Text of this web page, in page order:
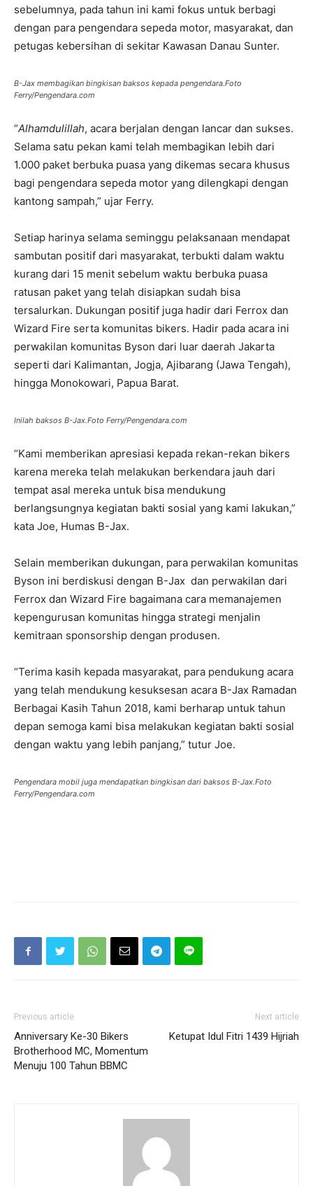
sebelumnya, pada tahun ini kami fokus untuk berbagi
dengan para pengendara sepeda motor, masyarakat, dan
petugas kebersihan di sekitar Kawasan Danau Sunter.
B-Jax membagikan bingkisan baksos kepada pengendara.Foto
Ferry/Pengendara.com
“Alhamdulillah, acara berjalan dengan lancar dan sukses.
Selama satu pekan kami telah membagikan lebih dari
1.000 paket berbuka puasa yang dikemas secara khusus
bagi pengendara sepeda motor yang dilengkapi dengan
kantong sampah,” ujar Ferry.
Setiap harinya selama seminggu pelaksanaan mendapat
sambutan positif dari masyarakat, terbukti dalam waktu
kurang dari 15 menit sebelum waktu berbuka puasa
ratusan paket yang telah disiapkan sudah bisa
tersalurkan. Dukungan positif juga hadir dari Ferrox dan
Wizard Fire serta komunitas bikers. Hadir pada acara ini
perwakilan komunitas Byson dari luar daerah Jakarta
seperti dari Kalimantan, Jogja, Ajibarang (Jawa Tengah),
hingga Monokowari, Papua Barat.
Inilah baksos B-Jax.Foto Ferry/Pengendara.com
“Kami memberikan apresiasi kepada rekan-rekan bikers
karena mereka telah melakukan berkendara jauh dari
tempat asal mereka untuk bisa mendukung
berlangsungnya kegiatan bakti sosial yang kami lakukan,”
kata Joe, Humas B-Jax.
Selain memberikan dukungan, para perwakilan komunitas
Byson ini berdiskusi dengan B-Jax dan perwakilan dari
Ferrox dan Wizard Fire bagaimana cara memanajemen
kepengurusan komunitas hingga strategi menjalin
kemitraan sponsorship dengan produsen.
“Terima kasih kepada masyarakat, para pendukung acara
yang telah mendukung kesuksesan acara B-Jax Ramadan
Berbagai Kasih Tahun 2018, kami berharap untuk tahun
depan semoga kami bisa melakukan kegiatan bakti sosial
dengan waktu yang lebih panjang,” tutur Joe.
Pengendara mobil juga mendapatkan bingkisan dari baksos B-Jax.Foto
Ferry/Pengendara.com
Previous article
Anniversary Ke-30 Bikers
Brotherhood MC, Momentum
Menuju 100 Tahun BBMC
Next article
Ketupat Idul Fitri 1439 Hijriah